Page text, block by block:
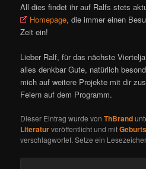
All dies findet ihr auf Ralfs stets
Homepage, die immer einen
Zeit ein!
Lieber Ralf, für das nächste
alles denkbar Gute, natürlich
mich auf weitere Projekte mit dir
Feiern auf dem Programm.
Dieser Eintrag wurde vonThBrand
Literaturveröffentlicht und mit
verschlagwortet. Setze ein